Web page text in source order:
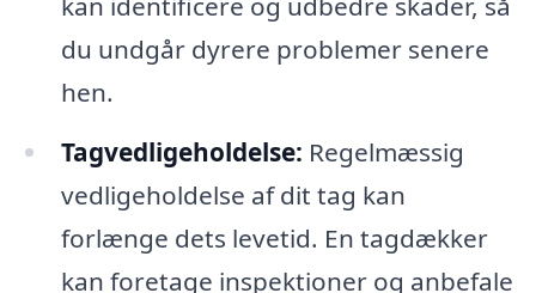
du undgår dyrere problemer senere
hen.
Tagvedligeholdelse: Regelmæssig
vedligeholdelse af dit tag kan
forlænge dets levetid. En tagdækker
kan foretage inspektioner og anbefale